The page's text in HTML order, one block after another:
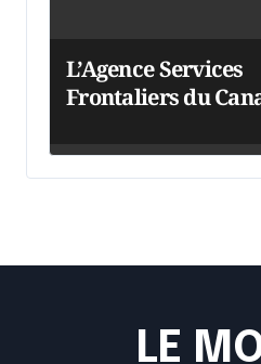
L’Agence Services
Frontaliers du
LE